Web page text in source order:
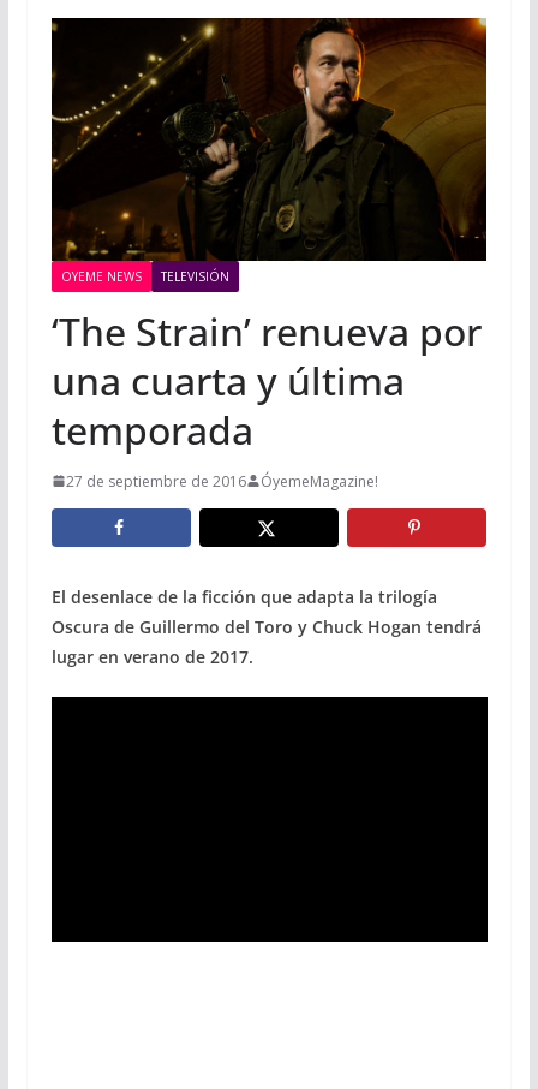
OYEME NEWS TELEVISIÓN
‘The Strain’ renueva por
una cuarta y última
temporada
27 de septiembre de 2016 ÓyemeMagazine!
El desenlace de la ficción que adapta la trilogía
Oscura de Guillermo del Toro y Chuck Hogan tendrá
lugar en verano de 2017.